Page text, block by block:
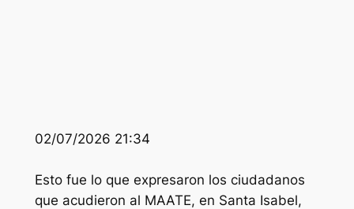
02/07/2026 21:34
Esto fue lo que expresaron los ciudadanos
que acudieron al MAATE, en Santa Isabel,